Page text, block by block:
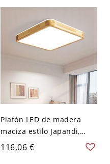
Plafón LED de madera
maciza estilo Japandi,
luminaria minimalista de
perfil bajo - 110 A 120 V
116,06 €